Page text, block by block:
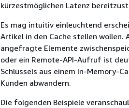
kürzestmöglichen Latenz
Es mag intuitiv einleuchtend
Artikel in den Cache stellen wollen.
angefragte Elemente
oder ein Remote-API-Aufruf ist
Schlüssels aus einem In-Memory-
Kunden abwandern.
Die folgenden Beispiele